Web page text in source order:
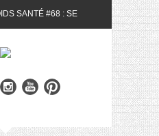
SANTÉ #68 : SE
DE MAI 2024 FEAT.
: MEAL PREP &